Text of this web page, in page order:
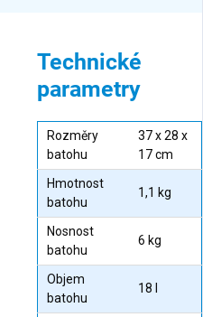
Technické
parametry
Rozměry
batohu
37 x 28 x
17 cm
Hmotnost
batohu
1,1 kg
Nosnost
batohu
6 kg
Objem
batohu
18 l